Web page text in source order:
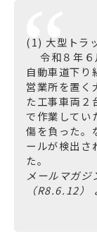
(1) 大型トラ
令和８年６
自動車道下り
営業所を置く
た工事車両２
で作業してい
傷を負った。
ールが検出さ
た。
メールマガ
（R8.6.12）